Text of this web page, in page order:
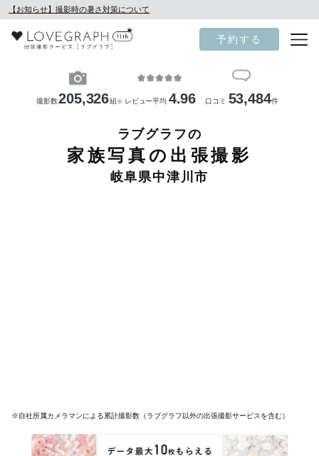
【お知らせ】撮影時の暑さ対策について
予約する
撮影数205,326組 ※ レビュー平均 4.96 口コミ 53,484件
ラブグラフの
家族写真の出張撮影
岐阜県中津川市
※自社所属カメラマンによる累計撮影数（ラブグラフ以外の出張撮影サービスを含む）